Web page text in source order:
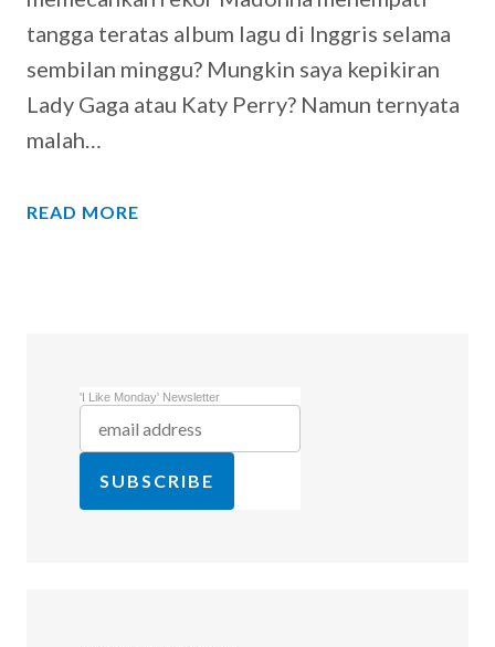
tangga teratas album lagu di Inggris selama
sembilan minggu? Mungkin saya kepikiran
Lady Gaga atau Katy Perry? Namun ternyata
malah…
READ MORE
'I Like Monday' Newsletter